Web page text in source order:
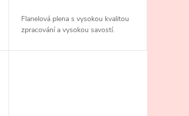
Flanelová plena s vysokou kvalitou
zpracování a vysokou savostí.